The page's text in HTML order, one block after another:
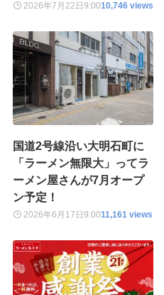
2026年7月22日 9:0010,746 views
国道2号線沿い大明石町に
「ラーメン無限大」ってラ
ーメン屋さんが7月オープ
ン予定！
2026年6月17日 9:0011,161 views